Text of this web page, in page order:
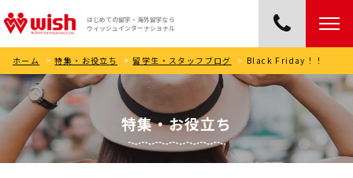
はじめての留学・海外留学なら
ウィッシュインターナショナル
ホーム > 特集・お役立ち > 留学生・スタッフブログ > Black Friday！！
特集・お役立ち